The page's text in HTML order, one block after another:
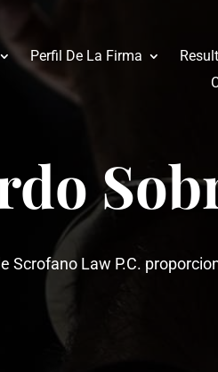
Perfil De La Firma
Scrofano Law P.C.